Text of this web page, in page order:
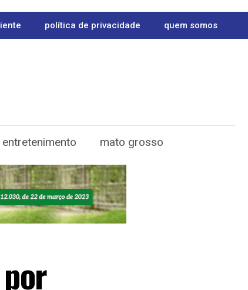
política de privacidade quem somos
entretenimento mato grosso